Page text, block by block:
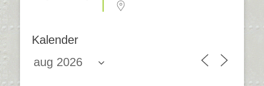
Kalender